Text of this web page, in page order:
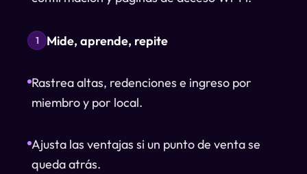
1 Mide, aprende, repite
Rastrea altas, redenciones e ingreso por
miembro y por local.
Ajusta las ventajas si un punto de venta se
queda atrás.